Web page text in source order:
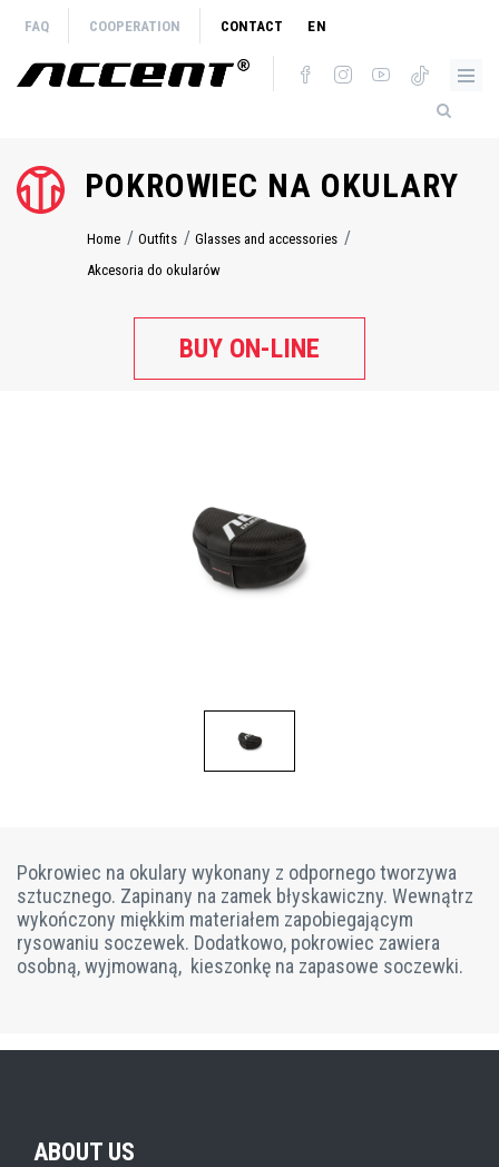
main
content
FAQ COOPERATION CONTACT EN
POKROWIEC NA OKULARY
Breadcrumb
Home Outfits
Glasses and accessories
Akcesoria do okularów
BUY ON-LINE
Pokrowiec na okulary wykonany z odpornego tworzywa
sztucznego. Zapinany na zamek błyskawiczny. Wewnątrz
wykończony miękkim materiałem zapobiegającym
rysowaniu soczewek. Dodatkowo, pokrowiec zawiera
osobną, wyjmowaną, kieszonkę na zapasowe soczewki.
ABOUT US